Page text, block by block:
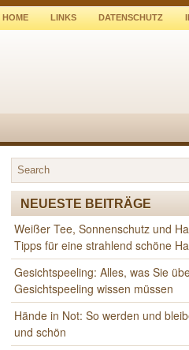
HOME LINKS DATENSCHUTZ
NEUESTE BEITRÄGE
Weißer Tee, Sonnenschutz und
Tipps für eine strahlend schöne
Gesichtspeeling: Alles, was Sie
Gesichtspeeling wissen müssen
Hände in Not: So werden und
und schön